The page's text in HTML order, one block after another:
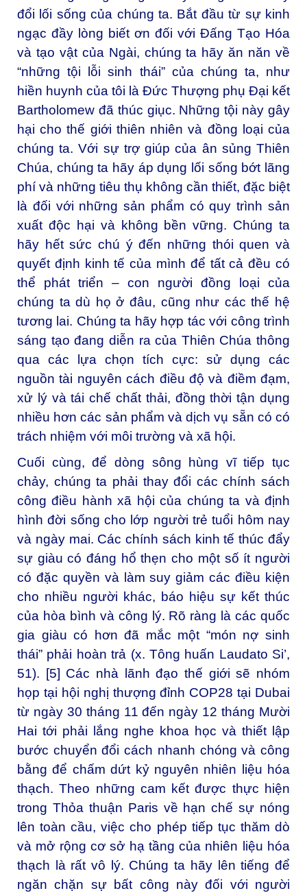
đổi lối sống của chúng ta. Bắt đầu từ sự kinh
ngạc đầy lòng biết ơn đối với Đấng Tạo Hóa
và tạo vật của Ngài, chúng ta hãy ăn năn về
“những tội lỗi sinh thái” của chúng ta, như
hiền huynh của tôi là Đức Thượng phụ Đại kết
Bartholomew đã thúc giục. Những tội này gây
hại cho thế giới thiên nhiên và đồng loại của
chúng ta. Với sự trợ giúp của ân sủng Thiên
Chúa, chúng ta hãy áp dụng lối sống bớt lãng
phí và những tiêu thụ không cần thiết, đặc biệt
là đối với những sản phẩm có quy trình sản
xuất độc hại và không bền vững. Chúng ta
hãy hết sức chú ý đến những thói quen và
quyết định kinh tế của mình để tất cả đều có
thể phát triển – con người đồng loại của
chúng ta dù họ ở đâu, cũng như các thế hệ
tương lai. Chúng ta hãy hợp tác với công trình
sáng tạo đang diễn ra của Thiên Chúa thông
qua các lựa chọn tích cực: sử dụng các
nguồn tài nguyên cách điều độ và điềm đạm,
xử lý và tái chế chất thải, đồng thời tận dụng
nhiều hơn các sản phẩm và dịch vụ sẵn có có
trách nhiệm với môi trường và xã hội.
Cuối cùng, để dòng sông hùng vĩ tiếp tục
chảy, chúng ta phải thay đổi các chính sách
công điều hành xã hội của chúng ta và định
hình đời sống cho lớp người trẻ tuổi hôm nay
và ngày mai. Các chính sách kinh tế thúc đẩy
sự giàu có đáng hổ thẹn cho một số ít người
có đặc quyền và làm suy giảm các điều kiện
cho nhiều người khác, báo hiệu sự kết thúc
của hòa bình và công lý. Rõ ràng là các quốc
gia giàu có hơn đã mắc một “món nợ sinh
thái” phải hoàn trả (x. Tông huấn Laudato Si’,
51). [5] Các nhà lãnh đạo thế giới sẽ nhóm
họp tại hội nghị thượng đỉnh COP28 tại Dubai
từ ngày 30 tháng 11 đến ngày 12 tháng Mười
Hai tới phải lắng nghe khoa học và thiết lập
bước chuyển đổi cách nhanh chóng và công
bằng để chấm dứt kỷ nguyên nhiên liệu hóa
thạch. Theo những cam kết được thực hiện
trong Thỏa thuận Paris về hạn chế sự nóng
lên toàn cầu, việc cho phép tiếp tục thăm dò
và mở rộng cơ sở hạ tầng của nhiên liệu hóa
thạch là rất vô lý. Chúng ta hãy lên tiếng để
ngăn chặn sự bất công này đối với người